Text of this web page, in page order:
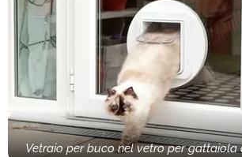
Vetraio per buco nel vetro per gattaiola